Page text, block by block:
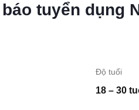
tuyển dụng
Độ tuổi
18 – 30